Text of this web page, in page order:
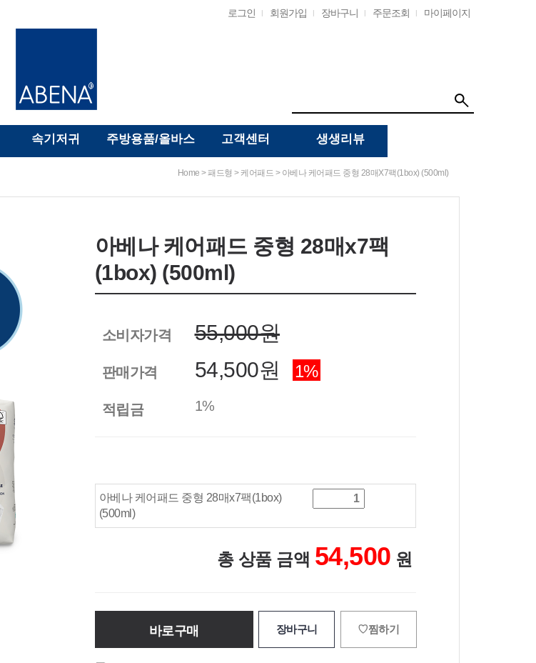
로그인 회원가입 장바구니 주문조회 마이페이지
속기저귀 주방용품/올바스 고객센터 생생리뷰
Home >패드형 > 케어패드 > 아베나 케어패드 중형 28매x7팩(1box) (500ml)
아베나 케어패드 중형 28매x7팩
(1box) (500ml)
소비자가격 55,000원
판매가격 54,500원 1%
적립금 1%
아베나 케어패드 중형 28매x7팩(1box)
(500ml)
총 상품 금액 54,500 원
바로구매 장바구니 ♡찜하기